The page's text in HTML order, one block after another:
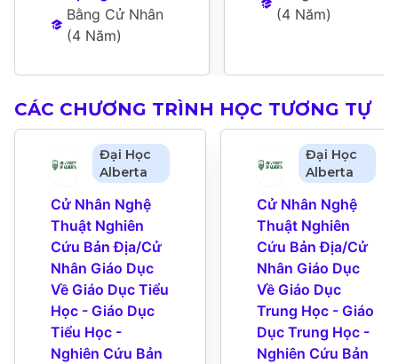
Bằng Cử Nhân
(4 Năm)
(4 Năm)
CÁC CHƯƠNG TRÌNH HỌC TƯƠNG TỰ
Đại Học
Alberta
Cử Nhân Nghệ
Thuật Nghiên
Cứu Bản Địa/Cử
Nhân Giáo Dục
Về Giáo Dục Tiểu
Học - Giáo Dục
Tiểu Học -
Nghiên Cứu Bản
Đại Học
Alberta
Cử Nhân Nghệ
Thuật Nghiên
Cứu Bản Địa/Cử
Nhân Giáo Dục
Về Giáo Dục
Trung Học - Giáo
Dục Trung Học -
Nghiên Cứu Bản